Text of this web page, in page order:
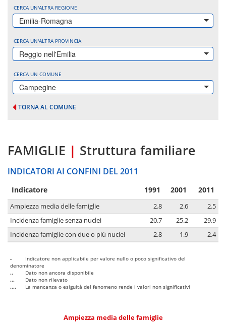
CERCA UN'ALTRA REGIONE
Emilia-Romagna
CERCA UN'ALTRA PROVINCIA
Reggio nell'Emilia
CERCA UN COMUNE
Campegine
TORNA AL COMUNE
FAMIGLIE | Struttura familiare
INDICATORI AI CONFINI DEL 2011
Indicatore 1991 2001 2011
Ampiezza media delle famiglie 2.8 2.6
2.5
Incidenza famiglie senza nuclei
20.7 25.2
29.9
Incidenza famiglie con due o più nuclei
2.8 1.9 2.4
-
Indicatore non applicabile per valore nullo o poco significativo del
denominatore
..
Dato non ancora disponibile
...
Dato non rilevato
....
La mancanza o esiguità del fenomeno rende i valori non significativi
Ampiezza media delle famiglie